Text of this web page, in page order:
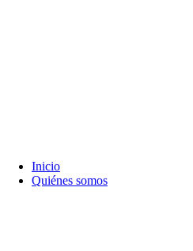
Inicio
Quiénes somos